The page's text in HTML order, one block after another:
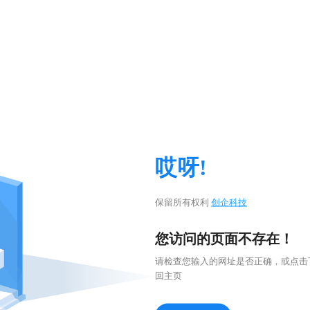
哎呀!
保留所有权利 创企科技
您访问的页面不存在！
请检查您输入的网址是否正确，或点
回主页